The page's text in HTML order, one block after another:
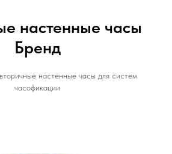
настенные часы
Бренд
настенные часы для систем
часофикации